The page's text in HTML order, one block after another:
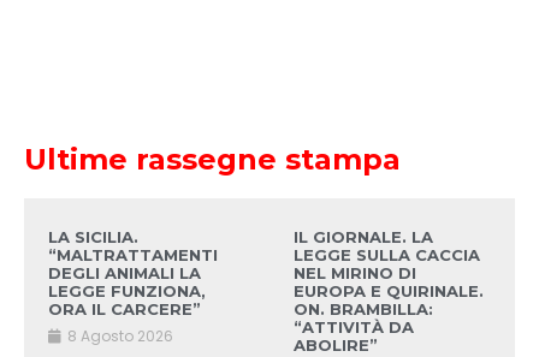
Ultime rassegne stampa
LA SICILIA.
“MALTRATTAMENTI
DEGLI ANIMALI LA
LEGGE FUNZIONA,
ORA IL CARCERE”
8 Agosto 2026
IL GIORNALE. LA
LEGGE SULLA CACCIA
NEL MIRINO DI
EUROPA E QUIRINALE.
ON. BRAMBILLA:
“ATTIVITÀ DA
ABOLIRE”